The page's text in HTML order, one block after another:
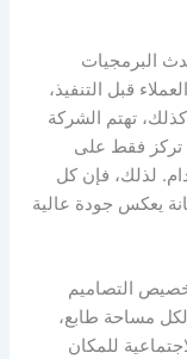
البرمجيات
قبل التنفيذ،
تهتم الشركة
تركز فقط على
لذلك، فإن كل
يعكس جودة عالية
التصاميم
مساحة طابع،
للمكان